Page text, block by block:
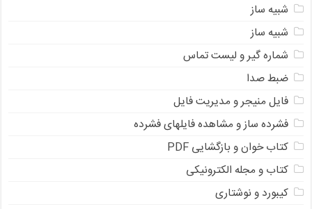
شبیه ساز
شبیه ساز
شماره گیر و لیست تماس
ضبط صدا
فایل منیجر و مدیریت فایل
فشرده ساز و مشاهده فایلهای فشرده
کتاب خوان و بازگشایی PDF
کتاب و مجله الکترونیکی
کیبورد و نوشتاری